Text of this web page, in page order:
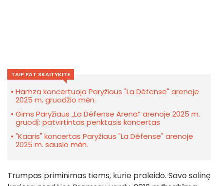
TAIP PAT SKAITYKITE
Hamza koncertuoja Paryžiaus "La Défense" arenoje
2025 m. gruodžio mėn.
Gims Paryžiaus „La Défense Arena“ arenoje 2025 m.
gruodį: patvirtintas penktasis koncertas
"Kaaris" koncertas Paryžiaus "La Défense" arenoje
2025 m. sausio mėn.
Trumpas priminimas tiems, kurie praleido. Savo solinę